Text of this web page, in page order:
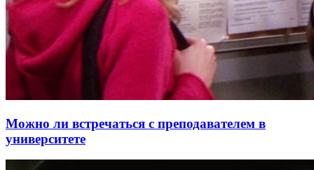
Можно ли встречаться с преподавателем в
университете